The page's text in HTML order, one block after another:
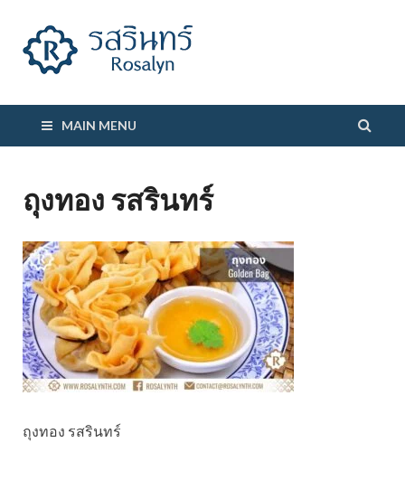
MAIN MENU
ถุงทอง รสรินทร์
ถุงทอง รสรินทร์